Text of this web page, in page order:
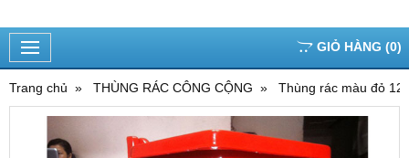
GIỎ HÀNG (0)
Trang chủ THÙNG RÁC CÔNG CỘNG Thùng rác màu đỏ